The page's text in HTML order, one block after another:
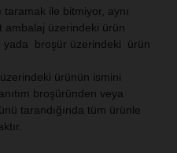
ile bitmiyor, aynı
ambalaj üzerindeki ürün
yada broşür üzerindeki ürün
ürünün ismini
broşüründen veya
tarandığında tüm ürünle